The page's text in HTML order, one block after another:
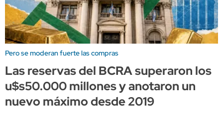
Pero se moderan fuerte las compras
Las reservas del BCRA superaron los
u$s50.000 millones y anotaron un
nuevo máximo desde 2019